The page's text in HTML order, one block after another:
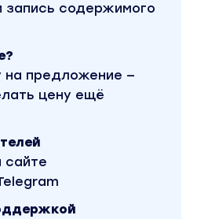
запись содержимого
на предложение —
цену ещё
сайте